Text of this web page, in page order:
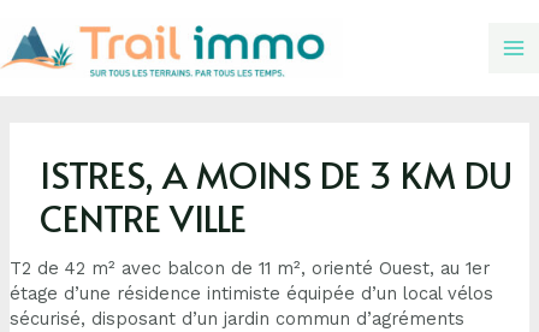
ISTRES, A MOINS DE 3 KM DU
CENTRE VILLE
T2 de 42 m² avec balcon de 11 m², orienté Ouest, au 1er
étage d’une résidence intimiste équipée d’un local vélos
sécurisé, disposant d’un jardin commun d’agréments